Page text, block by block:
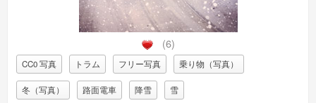
(6)
CC0 写真 トラム フリー写真 乗り物（写真）
冬（写真） 路面電車 降雪 雪